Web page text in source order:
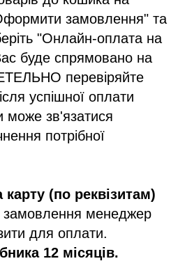
замовлення" та
"Онлайн-оплата на
буде спрямовано на
перевіряйте
успішної оплати
зв'язатися
потрібної
(по реквізитам)
менеджер
для оплати.
12 місяців.